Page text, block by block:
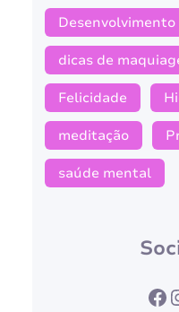
Desenvolvimento
dicas de
Felicidade
meditação
saúde mental
Facebook